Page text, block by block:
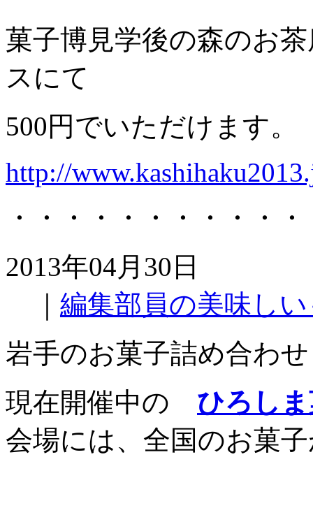
菓子博見学後の森のお
スにて
500円でいただけます。
http://
・・・・・・・・・・
2013年04月30日
編集部員の美味し
岩手のお菓子詰め合わ
現在開催中の ひろし
会場には、全国のお菓